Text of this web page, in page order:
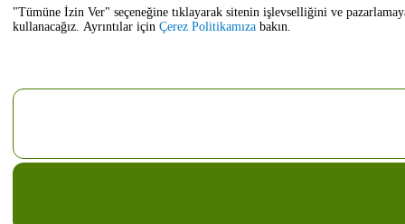
"Tümüne İzin Ver" seçeneğine tıklayarak sitenin işlevselliğini ve
kullanacağız. Ayrıntılar için Çerez Politikamıza bakın.